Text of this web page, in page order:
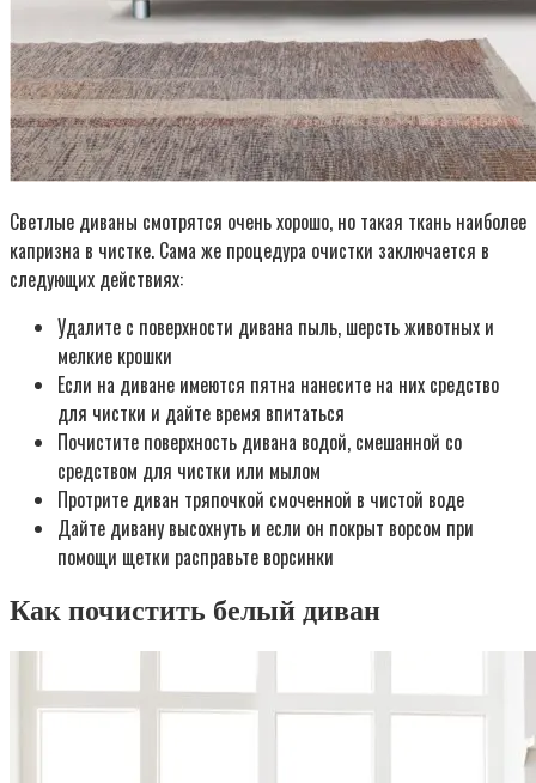
Светлые диваны смотрятся очень хорошо, но такая ткань наиболее
капризна в чистке. Сама же процедура очистки заключается в
следующих действиях:
Удалите с поверхности дивана пыль, шерсть животных и
мелкие крошки
Если на диване имеются пятна нанесите на них средство
для чистки и дайте время впитаться
Почистите поверхность дивана водой, смешанной со
средством для чистки или мылом
Протрите диван тряпочкой смоченной в чистой воде
Дайте дивану высохнуть и если он покрыт ворсом при
помощи щетки расправьте ворсинки
Как почистить белый диван